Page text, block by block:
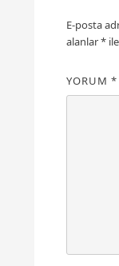
E-posta
alanlar*
YORUM *